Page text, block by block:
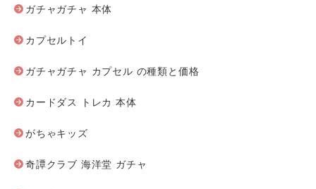
ガチャガチャ 本体
カプセルトイ
ガチャガチャ カプセル の種類と価格
カードダス トレカ 本体
がちゃキッズ
奇譚クラブ 海洋堂 ガチャ